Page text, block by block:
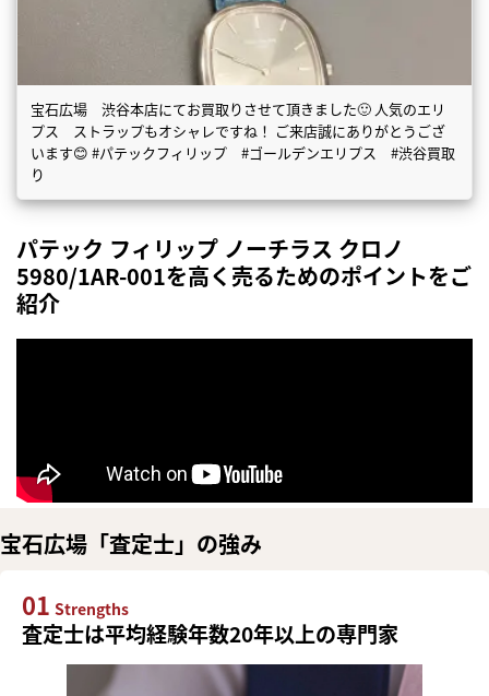
宝石広場 渋谷本店にてお買取りさせて頂きました🙂 人気のエリ
プス ストラップもオシャレですね！ ご来店誠にありがとうござ
います😊 #パテックフィリップ #ゴールデンエリプス #渋谷買取
り
パテック フィリップ ノーチラス クロノ
5980/1AR-001を高く売るためのポイントをご
紹介
宝石広場「査定士」の強み
01 Strengths
査定士は平均経験年数20年以上の専門家